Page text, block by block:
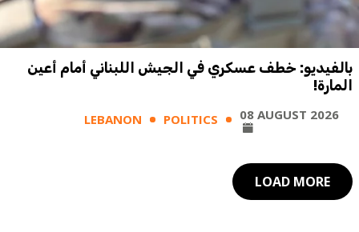
بالفيديو: خطف عسكري في الجيش اللبناني أمام أعين
المارة!
LEBANON POLITICS 08 AUGUST 2026
LOAD MORE